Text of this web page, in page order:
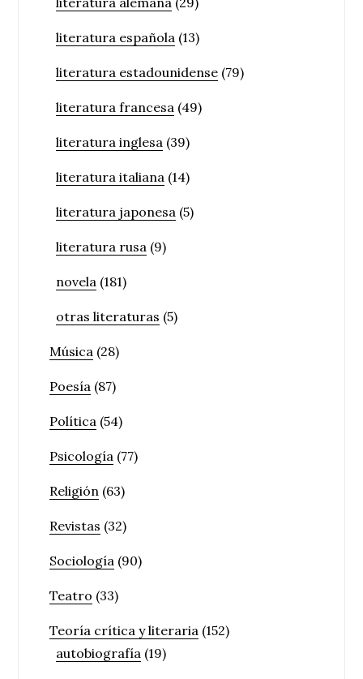
literatura española (13)
literatura estadounidense (79)
literatura francesa (49)
literatura inglesa (39)
literatura italiana (14)
literatura japonesa (5)
literatura rusa (9)
novela (181)
otras literaturas (5)
Música (28)
Poesía (87)
Política (54)
Psicología (77)
Religión (63)
Revistas (32)
Sociología (90)
Teatro (33)
Teoría crítica y literaria (152)
autobiografía (19)